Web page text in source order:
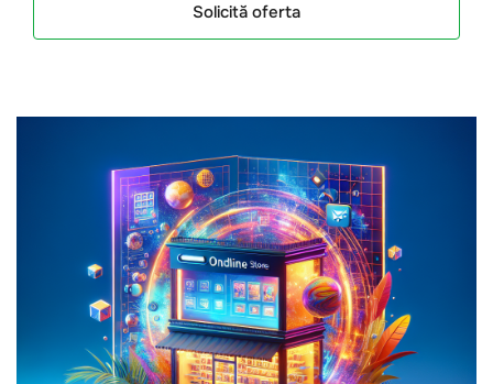
Solicită oferta